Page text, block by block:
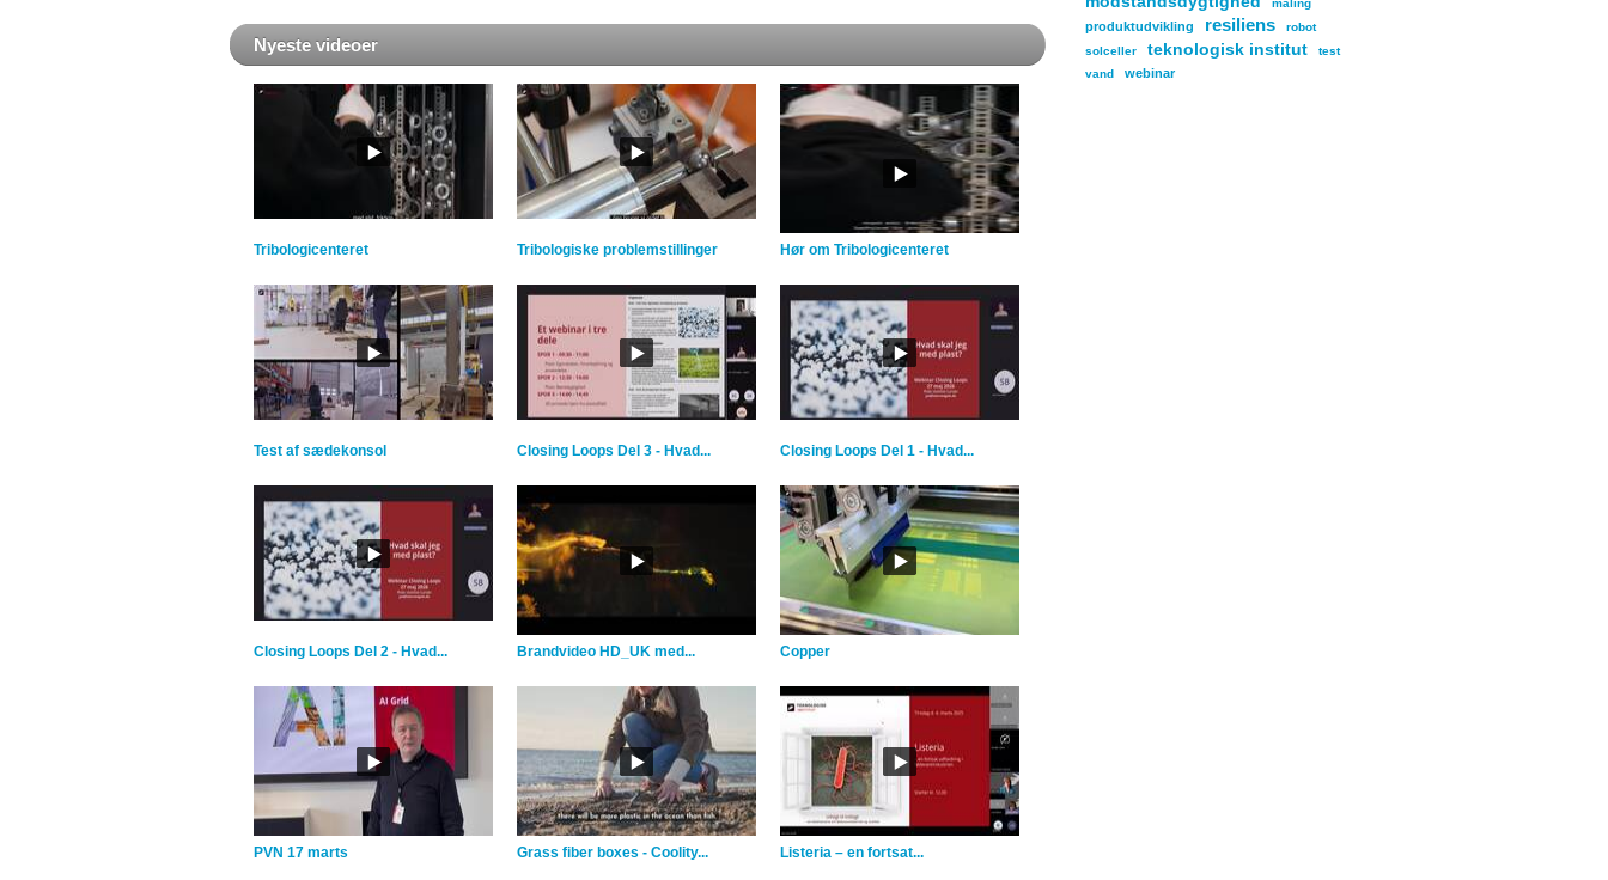
måling
produktudvikling resiliens
robot
solceller
teknologisk institut
test
vand
webinar
Nyeste videoer
Tribologicenteret Tribologiske problemstillinger Hør om Tribologicenteret
Test af sædekonsol Closing Loops Del 3 - Hvad... Closing Loops Del 1 - Hvad...
Closing Loops Del 2 - Hvad... Brandvideo HD_UK med... Copper
PVN 17 marts Grass fiber boxes - Coolity... Listeria – en fortsat...